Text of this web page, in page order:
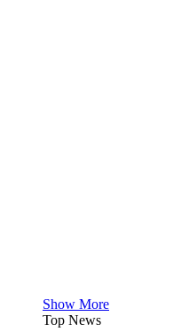
Show More
Top News